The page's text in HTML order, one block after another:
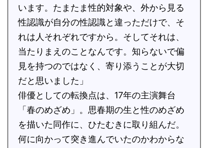
います。たまたま性的対象や、外から見る
性認識が自分の性認識と違っただけで、そ
れは人それぞれですから。そしてそれは、
当たりまえのことなんです。知らないで偏
見を持つのではなく、寄り添うことが大切
だと思いました」
俳優としての転換点は、17年の主演舞台
「春のめざめ」。思春期の生と性のめざめ
を描いた同作に、ひたむきに取り組んだ。
何に向かって突き進んでいたのかわからな